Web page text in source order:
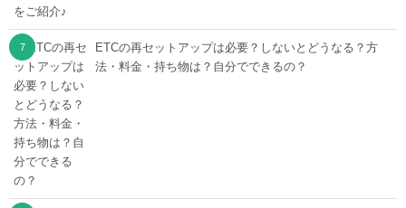
ETCの再セットアップは必要？しないとどうなる？方
法・料金・持ち物は？自分でできるの？